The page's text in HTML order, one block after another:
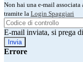
Non hai una e-mail
tramite la Login Spaggiari
E-mail inviata, si prega
Errore